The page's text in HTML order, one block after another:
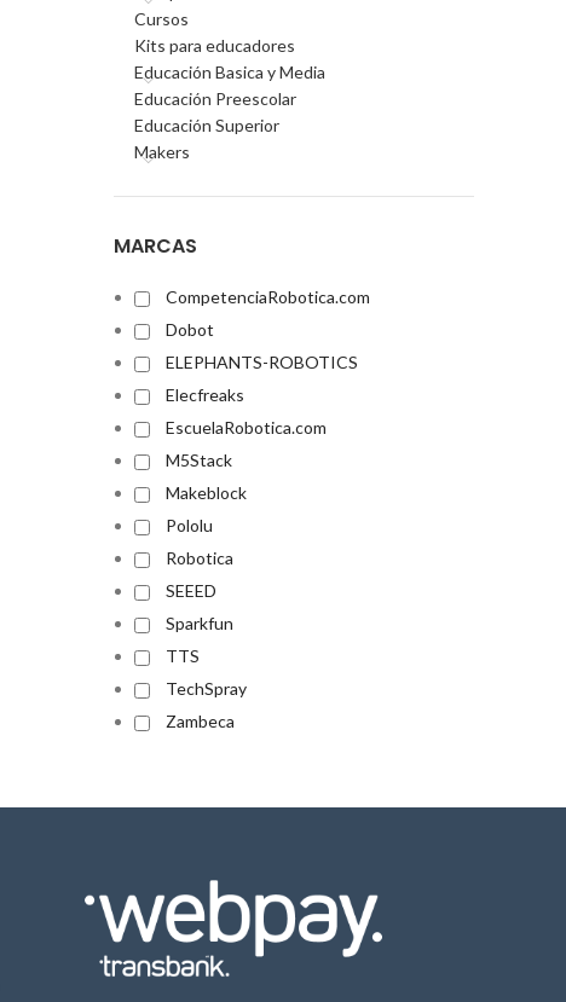
Cursos
Kits para educadores
Educación Basica y Media
Educación Preescolar
Educación Superior
Makers
MARCAS
CompetenciaRobotica.com
Dobot
ELEPHANTS-ROBOTICS
Elecfreaks
EscuelaRobotica.com
M5Stack
Makeblock
Pololu
Robotica
SEEED
Sparkfun
TTS
TechSpray
Zambeca